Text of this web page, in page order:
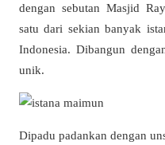
dengan sebutan Masjid
satu dari sekian banyak
Indonesia. Dibangun
unik.
Dipadu padankan dengan